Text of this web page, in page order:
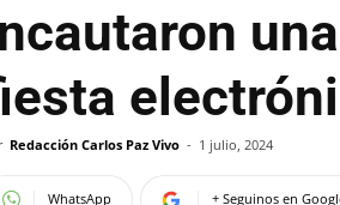
Redacción Carlos Paz Vivo - 1 julio, 2024
WhatsApp + Seguinos en